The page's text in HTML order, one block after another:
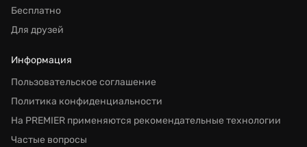
Бесплатно
Для друзей
Информация
Пользовательское соглашение
Политика конфиденциальности
На PREMIER применяются рекомендательные технологии
Частые вопросы